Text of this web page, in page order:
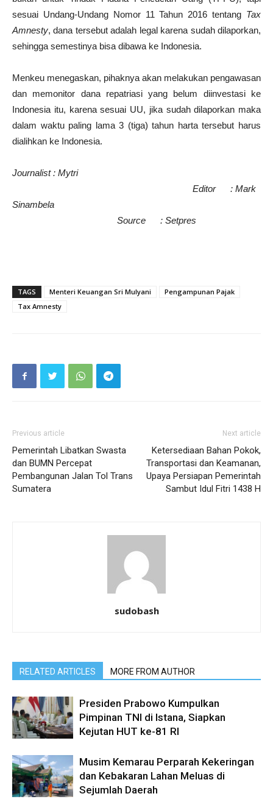
sesuai Undang-Undang Nomor 11 Tahun 2016 tentang Tax
Amnesty, dana tersebut adalah legal karena sudah dilaporkan,
sehingga semestinya bisa dibawa ke Indonesia.
Menkeu menegaskan, pihaknya akan melakukan pengawasan
dan memonitor dana repatriasi yang belum diinvestasi ke
Indonesia itu, karena sesuai UU, jika sudah dilaporkan maka
dalam waktu paling lama 3 (tiga) tahun harta tersebut harus
dialihkan ke Indonesia.
Journalist : Mytri
Editor : Mark
Sinambela
Source : Setpres
TAGS Menteri Keuangan Sri Mulyani
Pengampunan Pajak
Tax Amnesty
Previous article
Pemerintah Libatkan Swasta
dan BUMN Percepat
Pembangunan Jalan Tol Trans
Sumatera
Next article
Ketersediaan Bahan Pokok,
Transportasi dan Keamanan,
Upaya Persiapan Pemerintah
Sambut Idul Fitri 1438 H
sudobash
RELATED ARTICLES MORE FROM AUTHOR
Presiden Prabowo Kumpulkan
Pimpinan TNI di Istana, Siapkan
Kejutan HUT ke-81 RI
Musim Kemarau Perparah Kekeringan
dan Kebakaran Lahan Meluas di
Sejumlah Daerah